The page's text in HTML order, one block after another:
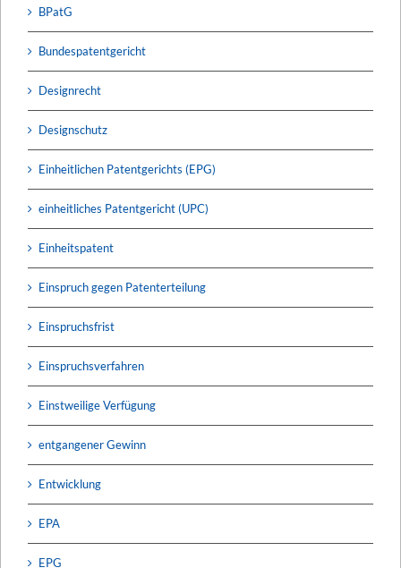
BPatG
Bundespatentgericht
Designrecht
Designschutz
Einheitlichen Patentgerichts (EPG)
einheitliches Patentgericht (UPC)
Einheitspatent
Einspruch gegen Patenterteilung
Einspruchsfrist
Einspruchsverfahren
Einstweilige Verfügung
entgangener Gewinn
Entwicklung
EPA
EPG